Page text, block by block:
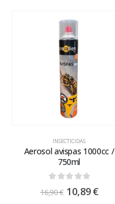
INSECTICIDAS
Aerosol avispas 1000cc /
750ml
out of 5
16,90€ 10,89€